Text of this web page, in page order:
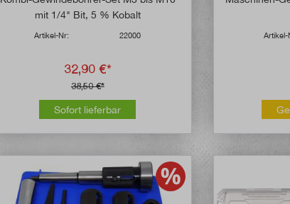
mit 1/4" Bit, 5 % Kobalt
Artikel-Nr: 22000
32,90 €*
38,50 €*
Sofort lieferbar
Artikel-